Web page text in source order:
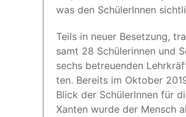
was den Schü­le­rIn­nen
Teils in neu­er Beset­zung,
samt 28 Schü­le­rin­nen und
sechs betreu­en­den
ten. Bereits im Okto­ber
Blick der Schü­le­rIn­nen für
Xan­ten wur­de der Mensch